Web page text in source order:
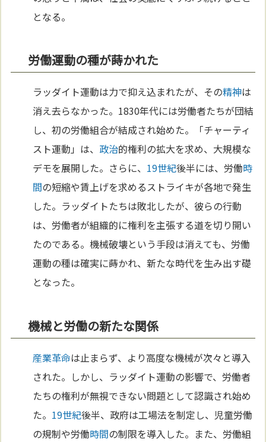
となる。
労働運動の種が蒔かれた
ラッダイト運動は力で抑え込まれたが、その精神は
消え去らなかった。1830年代には労働者たちが団結
し、初の労働組合が結成され始めた。「チャーティ
スト運動」は、 政治的権利の拡大を求め、大規模な
デモを展開した。さらに、 19世紀後半には、労働時
間の短縮や賃上げを求めるストライキが各地で発生
した。ラッダイトたちは敗北したが、彼らの行動
は、労働者が組織的に権利を主張する道を切り開い
たのである。機械破壊という手段は消えても、労働
運動の種は確実に蒔かれ、新たな時代を生み出す礎
となった。
機械と労働の新たな関係
産業革命は止まらず、より高度な機械が次々と導入
された。しかし、ラッダイト運動の影響で、労働者
たちの権利が無視できない問題として認識され始め
た。 19世紀後半、政府は工場法を制定し、児童労働
の規制や労働時間の制限を導入した。また、労働組